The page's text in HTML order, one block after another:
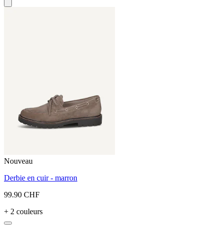
Nouveau
Derbie en cuir - marron
99.90 CHF
+ 2 couleurs